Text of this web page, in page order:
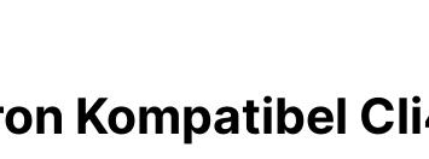
Kompatibel